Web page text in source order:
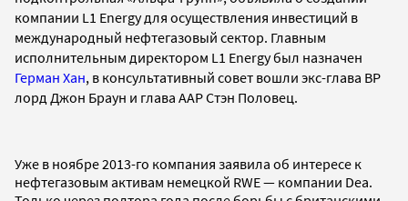
компании L1 Energy для осуществления инвестиций в
международный нефтегазовый сектор. Главным
исполнительным директором L1 Energy был назначен
Герман Хан, в консультативный совет вошли экс-глава ВР
лорд Джон Браун и глава ААР Стэн Половец.
Уже в ноябре 2013-го компания заявила об интересе к
нефтегазовым активам немецкой RWE — компании Dea.